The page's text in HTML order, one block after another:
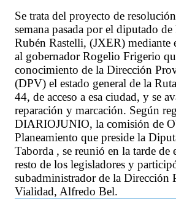
Se trata del proyecto de
semana pasada por el diputado de
Rubén Rastelli, (JXER) mediante
al gobernador Rogelio Frigerio
conocimiento de la Dirección
(DPV) el estado general de la
44, de acceso a esa ciudad, y se
reparación y marcación. Según
DIARIOJUNIO, la comisión de
Planeamiento que preside la
Taborda , se reunió en la tarde de
resto de los legisladores y
subadministrador de la Dirección
Vialidad, Alfredo Bel.